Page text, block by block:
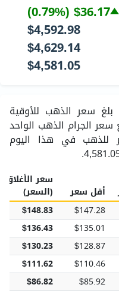
$36.17
(0.79%)
$4,592.98
$4,629.14
$4,581.05
سعر الذهب للأوقية
سعر الجرام الذهب الواحد
في هذا اليوم
أقل سعر
سعر الأغلاق
(السعر)
$147.28
$148.83
$135.01
$136.43
$128.87
$130.23
$110.46
$111.62
$85.92
$86.82